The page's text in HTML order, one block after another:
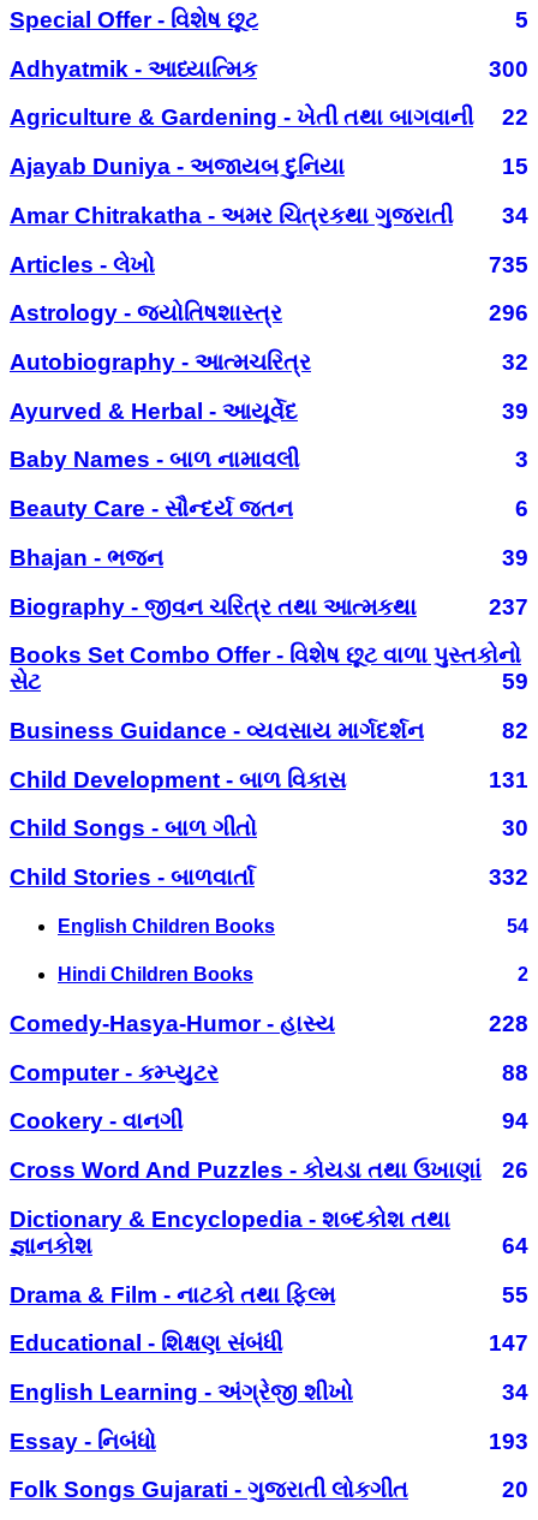
Special Offer - વિશેષ છૂટ
5
Adhyatmik - આધ્યાત્મિક
300
Agriculture & Gardening - ખેતી તથા બાગવાની
22
Ajayab Duniya - અજાયબ દુનિયા
15
Amar Chitrakatha - અમર ચિત્રકથા ગુજરાતી
34
Articles - લેખો
735
Astrology - જ્યોતિષશાસ્ત્ર
296
Autobiography - આત્મચરિત્ર
32
Ayurved & Herbal - આયૂર્વેદ
39
Baby Names - બાળ નામાવલી
3
Beauty Care - સૌન્દર્ય જતન
6
Bhajan - ભજન
39
Biography - જીવન ચરિત્ર તથા આત્મકથા
237
Books Set Combo Offer - વિશેષ છૂટ વાળા પુસ્તકોનો
સેટ
59
Business Guidance - વ્યવસાય માર્ગદર્શન
82
Child Development - બાળ વિકાસ
131
Child Songs - બાળ ગીતો
30
Child Stories - બાળવાર્તા
332
English Children Books 54
Hindi Children Books 2
Comedy-Hasya-Humor - હાસ્ય
228
Computer - કમ્પ્યુટર
88
Cookery - વાનગી
94
Cross Word And Puzzles - કોયડા તથા ઉખાણાં
26
Dictionary & Encyclopedia - શબ્દકોશ તથા
જ્ઞાનકોશ
64
Drama & Film - નાટકો તથા ફિલ્મ
55
Educational - શિક્ષણ સંબંધી
147
English Learning - અંગ્રેજી શીખો
34
Essay - નિબંધો
193
Folk Songs Gujarati - ગુજરાતી લોકગીત
20